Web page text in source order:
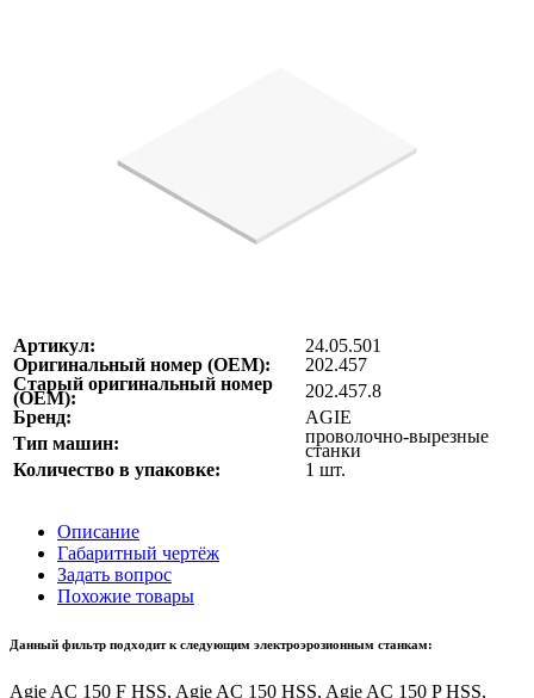
Артикул:
24.05.501
Оригинальный номер (ОЕМ):
202.457
Старый оригинальный номер
(ОЕМ):
202.457.8
Бренд:
AGIE
Тип машин:
проволочно-вырезные
станки
Количество в упаковке:
1 шт.
Описание
Габаритный чертёж
Задать вопрос
Похожие товары
Данный фильтр подходит к следующим электроэрозионным станкам:
Agie AC 150 F HSS, Agie AC 150 HSS, Agie AC 150 P HSS,